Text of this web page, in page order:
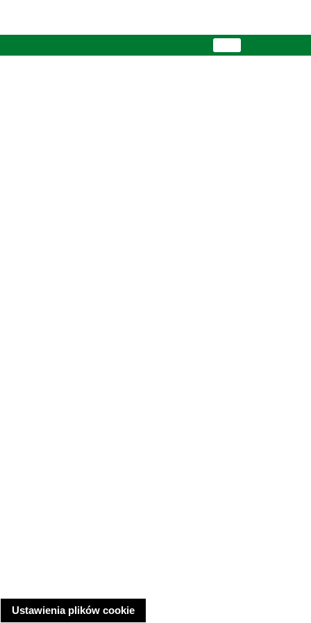
Ustawienia plików cookie